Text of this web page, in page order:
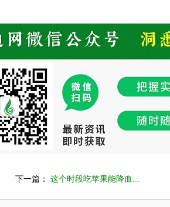
下一篇： 这个时段吃苹果能降血...